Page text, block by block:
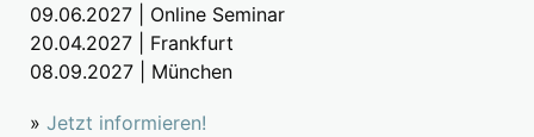
09.06.2027 | Online Seminar
20.04.2027 | Frankfurt
08.09.2027 | München
» Jetzt informieren!